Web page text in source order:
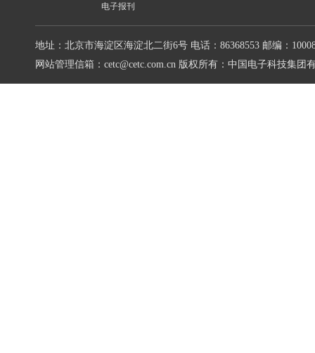
电子报刊
地址：北京市海淀区海淀北二街6号 电话：86368553 邮编：
网站管理信箱：cetc@cetc.com.cn 版权所有：中国电子科技集团